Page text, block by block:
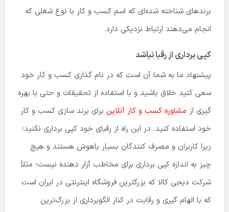
برندهای شناخته شده‌ای که اسم کسب و کار با نوع شغلی که
انجام می‌دهند ارتباط نزدیکی دارد.
کپی برداری از رقبا نباشد
پیشنهاد ما به شما آن است که در نام گذاری کسب و کار خود
سعی کنید خلاق باشید و با استفاده از تحقیقات و حتی با بهره
گیری از مشاوره کسب و کار آنلاین برای برند سازی کسب و کار
خود استفاده کنید. در این راه از رقبای خود کپی برداری نکنید؛
زیرا کاربران و مصرف کنندگان بسیار باهوش هستند و هیچ
چیز به اندازه کپی برداری برای مخاطب آزار دهنده نیست؛ مثلاً
شرکت دیجی کالا که بزرگترین فروشگاه اینترنتی در ایران است
که با الهام گیری و رقابت در کنار الگوبرداری از بزرگ‌ترین